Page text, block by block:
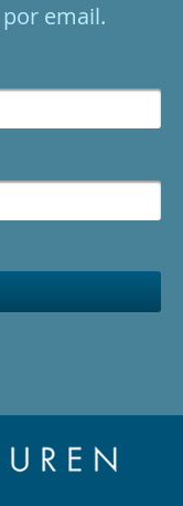
email.